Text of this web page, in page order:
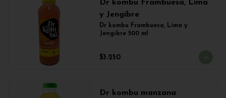
Dr kombu Frambuesa, Lima
y Jengibre
Dr kombu Frambuesa, Lima y
Jengibre 500 ml
$3.250
Dr kombu manzana